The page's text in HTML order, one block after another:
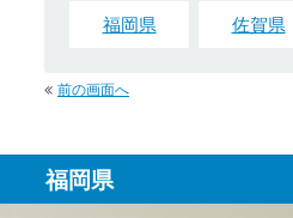
福岡県 佐賀県
前の画面へ
福岡県